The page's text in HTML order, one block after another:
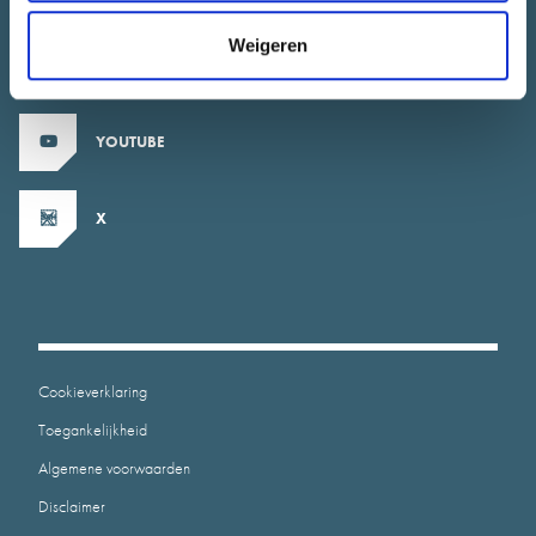
Weigeren
YOUTUBE
X
Cookieverklaring
Toegankelijkheid
Algemene voorwaarden
Disclaimer